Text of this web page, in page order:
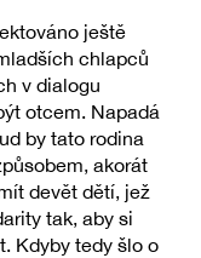
ještě
chlapců
v dialogu
otcem. Napadá
by tato rodina
akorát
devět dětí, jež
tak, aby si
Kdyby tedy šlo o